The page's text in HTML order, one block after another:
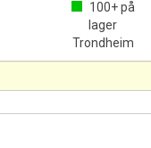
100+på
lager
Trondheim